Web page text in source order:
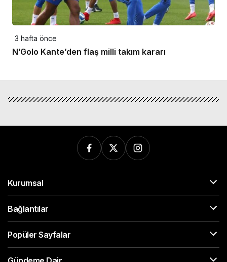
3 hafta önce
N’Golo Kante’den flaş milli takım kararı
Kurumsal
Bağlantılar
Popüler Sayfalar